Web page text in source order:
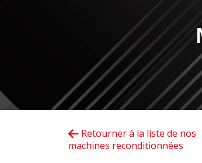
Retourner à la liste de nos
machines reconditionnées